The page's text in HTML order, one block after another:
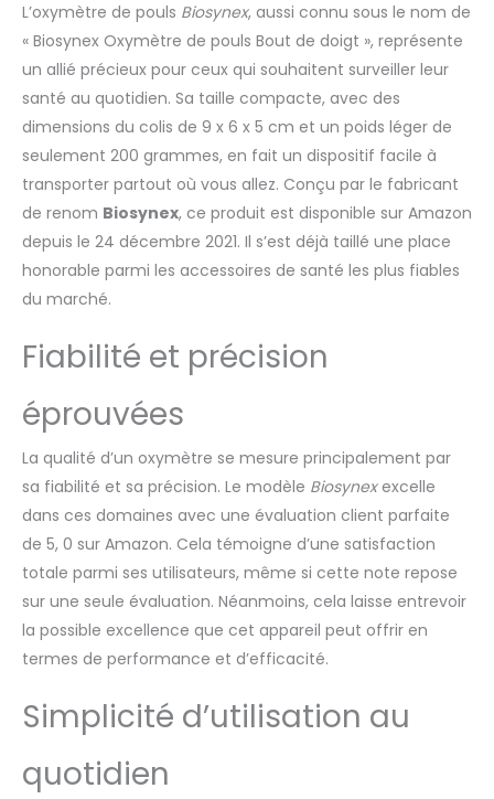
utile en cas de sport à
haut niveau ou en
altitude. Utilisable à
partir de 12 ans. 📈
[Fiabilité vérifiée]
Conforme à la Norme
ISO 80601-2-61. 📈
[Utilisation Facile et
confortable à Domicile]
Simple et sans douleur.
S'allume et s'éteint
automatiquement. 📈 [
rangement avec
lanière amovible pour
Rangement, 1
Dragonne, 1 Pile AAA
incluse.
L’oxymètre de pouls Biosynex, aussi connu sous le nom de
« Biosynex Oxymètre de pouls Bout de doigt », représente
un allié précieux pour ceux qui souhaitent surveiller leur
santé au quotidien. Sa taille compacte, avec des
dimensions du colis de 9 x 6 x 5 cm et un poids léger de
seulement 200 grammes, en fait un dispositif facile à
transporter partout où vous allez. Conçu par le fabricant
de renom Biosynex, ce produit est disponible sur Amazon
depuis le 24 décembre 2021. Il s’est déjà taillé une place
honorable parmi les accessoires de santé les plus fiables
du marché.
Fiabilité et précision
éprouvées
La qualité d’un oxymètre se mesure principalement par
sa fiabilité et sa précision. Le modèle Biosynexexcelle
dans ces domaines avec une évaluation client parfaite
de 5, 0 sur Amazon. Cela témoigne d’une satisfaction
totale parmi ses utilisateurs, même si cette note repose
sur une seule évaluation. Néanmoins, cela laisse entrevoir
la possible excellence que cet appareil peut offrir en
termes de performance et d’efficacité.
Simplicité d’utilisation au
quotidien